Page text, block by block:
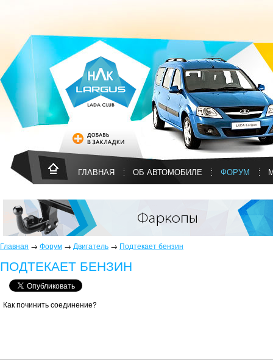
ГЛАВНАЯ ОБ АВТОМОБИЛЕ ФОРУМ
Главная → Форум → Двигатель → Подтекает бензин
ПОДТЕКАЕТ БЕНЗИН
Как починить соединение?